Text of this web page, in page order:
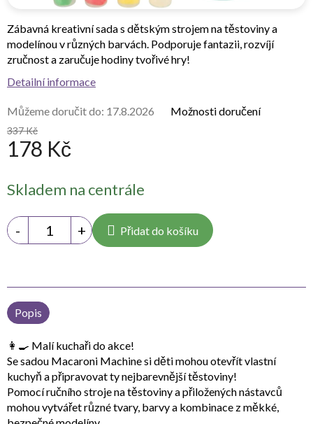
337 Kč
178 Kč
cena:
Skladem na centrále
Můžeme doručit do: 17.8.2026 Možnosti doručení
Přidat do košíku
Zábavná kreativní sada s dětským strojem na těstoviny a
modelínou v různých barvách. Podporuje fantazii, rozvíjí
zručnost a zaručuje hodiny tvořivé hry!
Detailní informace
Popis
👩‍🍳 Malí kuchaři do akce!
Se sadou Macaroni Machinesi děti mohou otevřít vlastní
kuchyň a připravovat ty nejbarevnější těstoviny!
Pomocí ručního stroje na těstoviny a přiložených nástavců
mohou vytvářet různé tvary, barvy a kombinace z měkké,